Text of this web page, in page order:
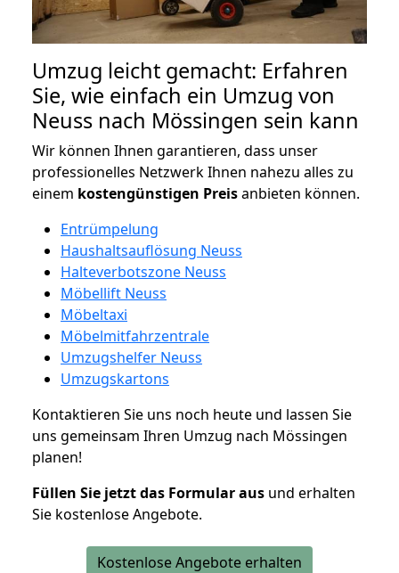
Umzug leicht gemacht: Erfahren
Sie, wie einfach ein Umzug von
Neuss nach Mössingen sein kann
Wir können Ihnen garantieren, dass unser
professionelles Netzwerk Ihnen nahezu alles zu
einem kostengünstigen Preisanbieten können.
Entrümpelung
Haushaltsauflösung Neuss
Halteverbotszone Neuss
Möbellift Neuss
Möbeltaxi
Möbelmitfahrzentrale
Umzugshelfer Neuss
Umzugskartons
Kontaktieren Sie uns noch heute und lassen Sie
uns gemeinsam Ihren Umzug nach Mössingen
planen!
Füllen Sie jetzt das Formular aus und erhalten
Sie kostenlose Angebote.
Kostenlose Angebote erhalten